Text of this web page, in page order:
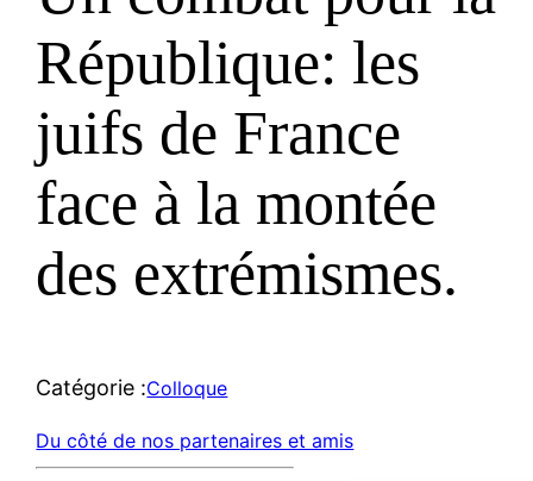
République: les
juifs de France
face à la montée
des extrémismes.
Catégorie :Colloque
Du côté de nos partenaires et amis